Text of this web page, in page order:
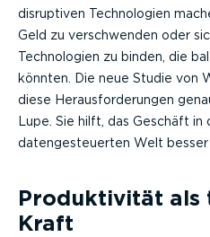
disruptiven Technologien
Geld zu verschwenden oder
Technologien zu binden, die
könnten. Die neue Studie von
diese Herausforderungen
Lupe. Sie hilft, das Geschäft
datengesteuerten Welt besser
Produktivität als
Kraft